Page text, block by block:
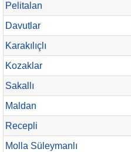
Pelitalan
Davutlar
Karakılıçlı
Kozaklar
Sakallı
Maldan
Recepli
Molla Süleymanlı